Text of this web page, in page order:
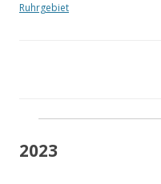
Ruhrgebiet
2023